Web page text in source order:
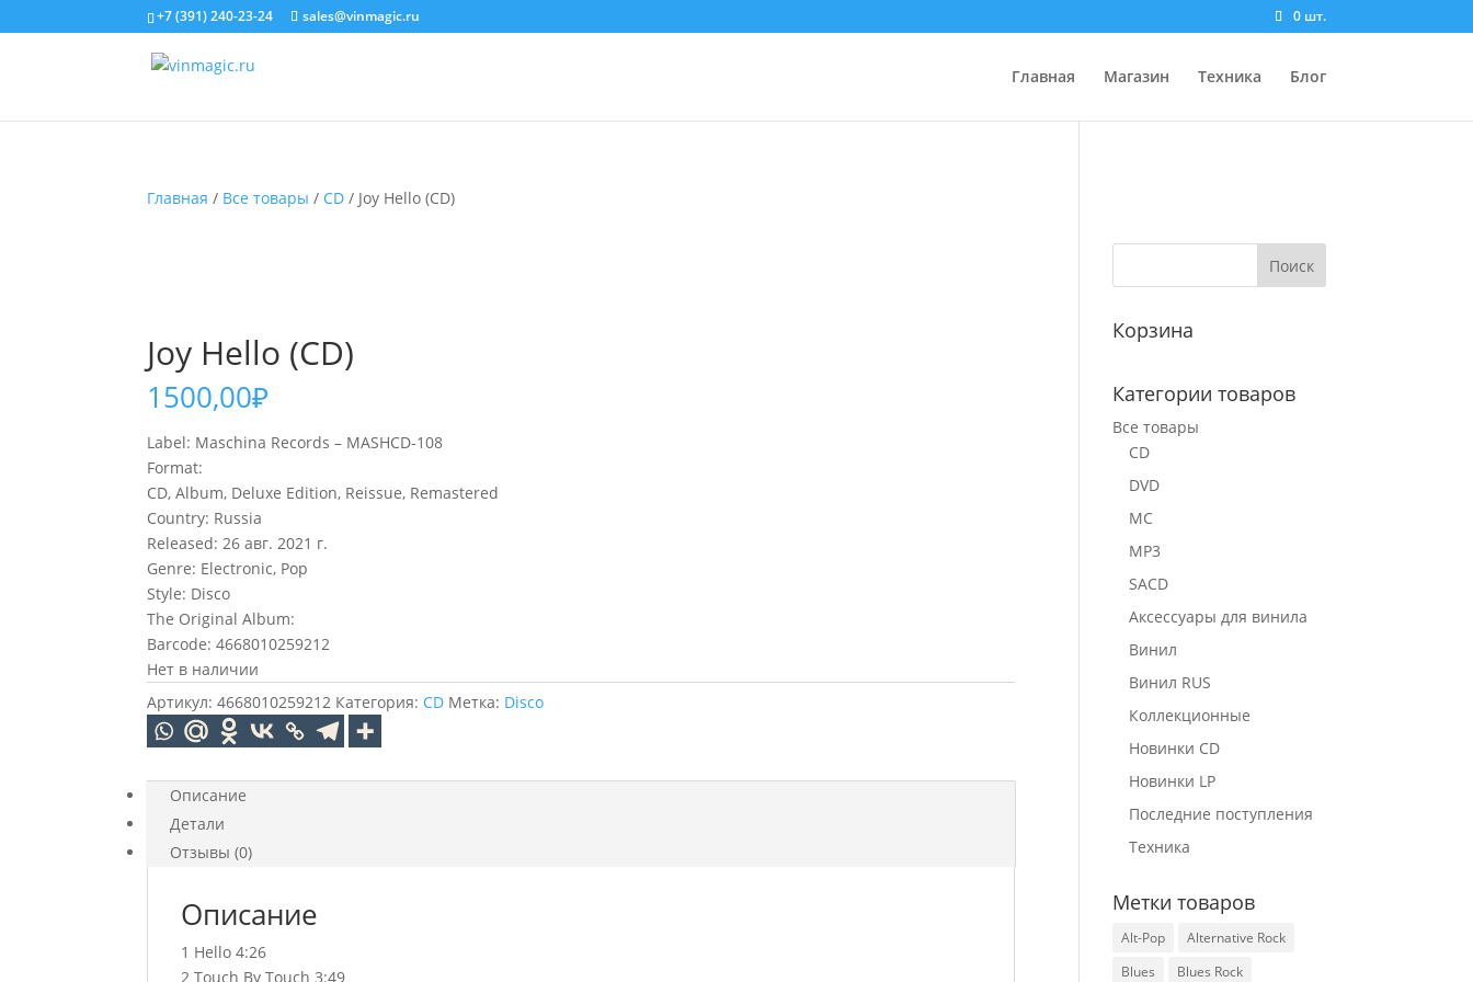
+7 (391) 240-23-24 sales@vinmagic.ru 0 шт.
Главная Магазин Техника Блог
Главная / Все товары / CD / Joy Hello (CD)
Joy Hello (CD)
1500,00₽
Label: Maschina Records – MASHCD-108
Format:
CD, Album, Deluxe Edition, Reissue, Remastered
Country: Russia
Released: 26 авг. 2021 г.
Genre: Electronic, Pop
Style: Disco
The Original Album:
Barcode: 4668010259212
Нет в наличии
Артикул:4668010259212 Категория: CD Метка: Disco
Описание
Детали
Отзывы (0)
Описание
1 Hello 4:26
2 Touch By Touch 3:49
Корзина
Категории товаров
Все товары
CD
DVD
MC
MP3
SACD
Аксессуары для винила
Винил
Винил RUS
Коллекционные
Новинки CD
Новинки LP
Последние поступления
Техника
Метки товаров
Alt-Pop
Alternative Rock
Blues
Blues Rock